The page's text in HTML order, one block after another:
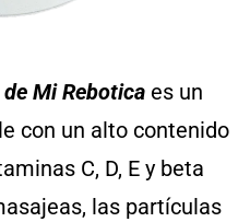
Mi Reboticaes un
con un alto contenido
C, D, E y beta
las partículas